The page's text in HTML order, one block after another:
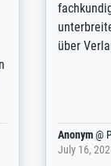
the item
am
searching
SJL@
December 2,